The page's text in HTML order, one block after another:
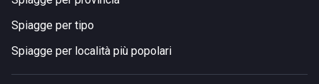
Spiagge per tipo
Spiagge per località più popolari